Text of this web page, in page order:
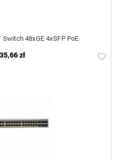
Switch 48xGE 4xSFP PoE
zł